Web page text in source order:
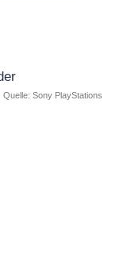
Quelle: Sony PlayStations